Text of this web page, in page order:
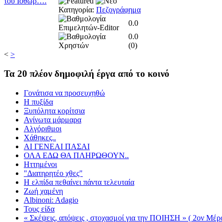
Κατηγορία: Πεζογράφημα
0.0
0.0
(0)
< >
Τα 20 πλέον δημοφιλή έργα από το κοινό
Γονάτισα να προσευχηθώ
Η πυξίδα
Ξυπόλητα κορίτσια
Αγίνωτα μάρμαρα
Αλγόριθμοι
Χάθηκες..
ΑΙ ΓΕΝΕΑΙ ΠΑΣΑΙ
ΟΛΑ ΕΔΩ ΘΑ ΠΛΗΡΩΘΟΥΝ..
Ηττημένοι
"Διατηρητέο χθες"
Η ελπίδα πεθαίνει πάντα τελευταία
Ζωή χαμένη
Albinoni: Adagio
Τους είδα
« Σκέψεις, απόψεις , στοχασμοί για την ΠΟΙΗΣΗ » ( 2ον